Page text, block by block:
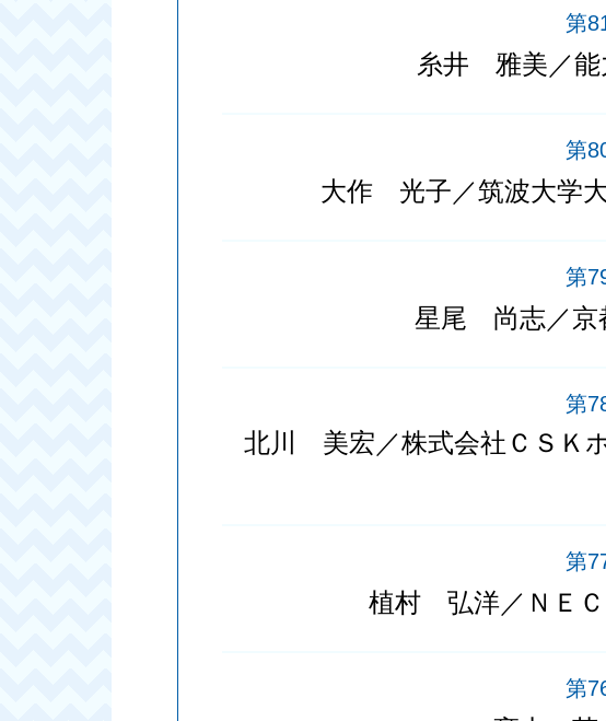
第
糸井 雅美／能
第
大作 光子／筑波大学
第
星尾 尚志／京
第
北川 美宏／株式会社ＣＳＫ
第
植村 弘洋／ＮＥ
第